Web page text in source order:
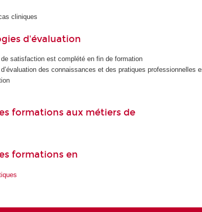
cliniques
d'évaluation
satisfaction est complété en fin de formation
des connaissances et des pratiques professionnelles
formations aux métiers de
formations en